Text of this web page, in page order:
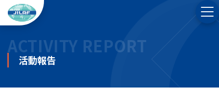
ACTIVITY REPORT
活動報告